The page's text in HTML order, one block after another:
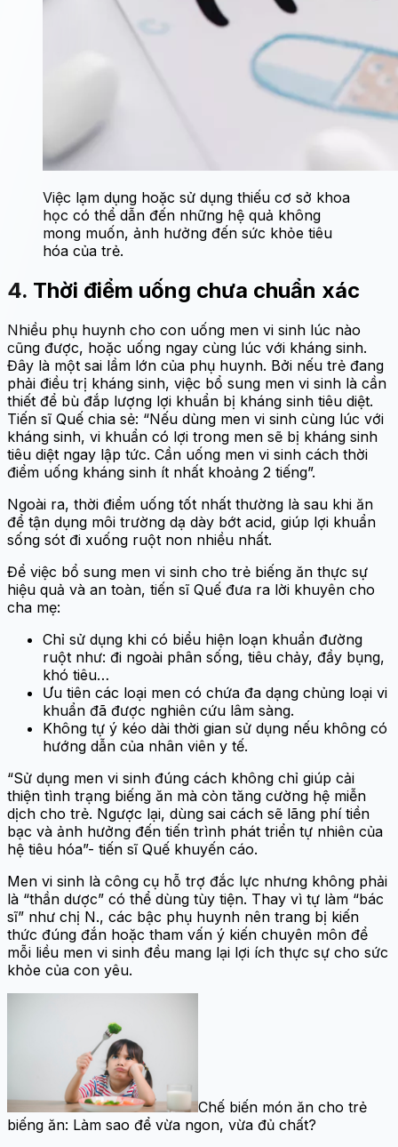
Việc lạm dụng hoặc sử dụng thiếu cơ sở khoa
học có thể dẫn đến những hệ quả không
mong muốn, ảnh hưởng đến sức khỏe tiêu
hóa của trẻ.
4. Thời điểm uống chưa chuẩn xác
Nhiều phụ huynh cho con uống men vi sinh lúc nào
cũng được, hoặc uống ngay cùng lúc với kháng sinh.
Đây là một sai lầm lớn của phụ huynh. Bởi nếu trẻ đang
phải điều trị kháng sinh, việc bổ sung men vi sinh là cần
thiết để bù đắp lượng lợi khuẩn bị kháng sinh tiêu diệt.
Tiến sĩ Quế chia sẻ: “Nếu dùng men vi sinh cùng lúc với
kháng sinh, vi khuẩn có lợi trong men sẽ bị kháng sinh
tiêu diệt ngay lập tức. Cần uống men vi sinh cách thời
điểm uống kháng sinh ít nhất khoảng 2 tiếng”.
Ngoài ra, thời điểm uống tốt nhất thường là sau khi ăn
để tận dụng môi trường dạ dày bớt acid, giúp lợi khuẩn
sống sót đi xuống ruột non nhiều nhất.
Để việc bổ sung men vi sinh cho trẻ biếng ăn thực sự
hiệu quả và an toàn, tiến sĩ Quế đưa ra lời khuyên cho
cha mẹ:
Chỉ sử dụng khi có biểu hiện loạn khuẩn đường
ruột như: đi ngoài phân sống, tiêu chảy, đầy bụng,
khó tiêu…
Ưu tiên các loại men có chứa đa dạng chủng loại vi
khuẩn đã được nghiên cứu lâm sàng.
Không tự ý kéo dài thời gian sử dụng nếu không có
hướng dẫn của nhân viên y tế.
“Sử dụng men vi sinh đúng cách không chỉ giúp cải
thiện tình trạng biếng ăn mà còn tăng cường hệ miễn
dịch cho trẻ. Ngược lại, dùng sai cách sẽ lãng phí tiền
bạc và ảnh hưởng đến tiến trình phát triển tự nhiên của
hệ tiêu hóa”- tiến sĩ Quế khuyến cáo.
Men vi sinh là công cụ hỗ trợ đắc lực nhưng không phải
là “thần dược” có thể dùng tùy tiện. Thay vì tự làm “bác
sĩ” như chị N., các bậc phụ huynh nên trang bị kiến
thức đúng đắn hoặc tham vấn ý kiến chuyên môn để
mỗi liều men vi sinh đều mang lại lợi ích thực sự cho sức
khỏe của con yêu.
Chế biến món ăn cho trẻ
biếng ăn: Làm sao để vừa ngon, vừa đủ chất?